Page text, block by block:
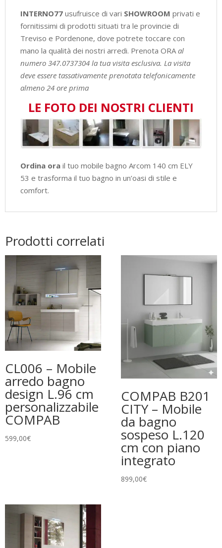
INTERNO77 usufruisce di vari SHOWROOM privati e
fornitissimi di prodotti situati tra le provincie di
Treviso e Pordenone, dove potrete toccare con
mano la qualità dei nostri arredi. Prenota ORA al
numero 347.0737304 la tua visita esclusiva. La visita
deve essere tassativamente prenotata telefonicamente
almeno 24 ore prima
LE FOTO DEI NOSTRI CLIENTI
Ordina ora il tuo mobile bagno Arcom 140 cm ELY
53 e trasforma il tuo bagno in un’oasi di stile e
comfort.
Prodotti correlati
CL006 – Mobile
arredo bagno
design L.96 cm
personalizzabile
COMPAB
599,00€
COMPAB B201
CITY – Mobile
da bagno
sospeso L.120
cm con piano
integrato
899,00€